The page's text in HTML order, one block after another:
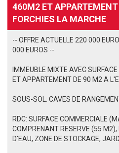
460M2 ET
FORCHIES LA MARCHE
-- OFFRE ACTUELLE 220 000
000 EUROS --
IMMEUBLE MIXTE AVEC
ET APPARTEMENT DE 90 M2 A
SOUS-SOL: CAVES DE
RDC: SURFACE COMMERCIALE
COMPRENANT RESERVE (55
D'EAU, ZONE DE STOCKAGE,